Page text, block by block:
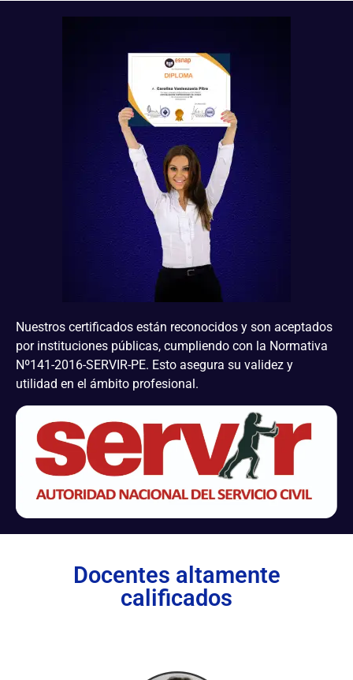
Nuestros certificados están reconocidos y son aceptados
por instituciones públicas, cumpliendo con la Normativa
Nº141-2016-SERVIR-PE. Esto asegura su validez y
utilidad en el ámbito profesional.
Docentes altamente
calificados